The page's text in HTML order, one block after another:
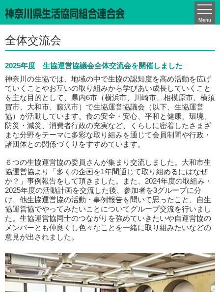
Menu
かながわCO-ネット通信
全体交流会
2025年度 生協運営協議会全体交流会を開催しました
神奈川の生協では、地域の中で生協の認知度を高め活動を広げ
ていくことやお互いの取り組みから学びあい成長していくこと
を主な目的として、県内6市（横浜市、川崎市、相模原市、横須
賀市、大和市、藤沢市）で生協運営協議会（以下、生協運営
協）が活動しています。食の安全・安心、平和と健康、環境、
防災・減災、消費者行政の充実など、くらしに密着したさまざ
まな分野をテーマに多彩な取り組みを通じて会員制間や行政・
諸団体との関係づくりをすすめています。
６つの生協運営協の委員さんが集まり交流しました。大和市生
協運営協より「多くの企画を1年間通じて取り組めるにはなぜ
か？」事例報告をして頂きました。また、2024年度の取組み・
2025年度の活動計画を交流した後、参加者を3グループに分
け、他生協運営協の活動・事例報告を聞いて思ったこと、自生
協運営協でやってみたいことについてグループ交流を行いまし
た。生協運営協同士のつながりを強めていきたいや自運営協の
メンバーとも仲良くし色々なことを一緒に取り組みたいなどの
意見が出されました。